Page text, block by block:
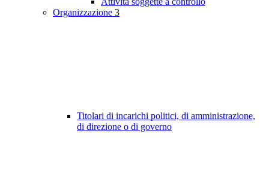
Organizzazione 3
Titolari di incarichi politici, di amministrazione,
di direzione o di governo